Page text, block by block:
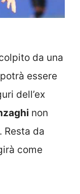
da una
essere
dell’ex
non
. Resta da
come